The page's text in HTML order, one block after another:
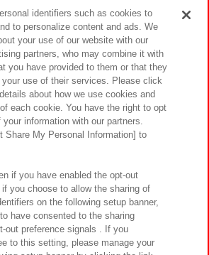
ペーン
サステナビリティ サイトポリシー
ウェブアクセシビリティ方針と検証結果
とともに
対応方針 よくあるご質問・お問い合わせ
identifiers such as cookies to
to personalize content and ads. We
your use of our website with our
partners, who may combine it with
you have provided to them or that they
your use of their services. Please click
about how we use cookies and
each cookie. You have the right to opt
information with our partners.
Share My Personal Information] to
if you have enabled the opt-out
you choose to allow the sharing of
on the following setup banner,
have consented to the sharing
out preference signals . If you
to this setting, please manage your